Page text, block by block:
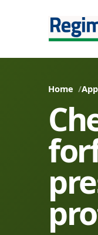
Home